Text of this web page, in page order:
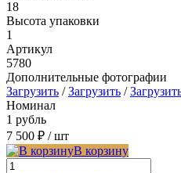
18
Высота упаковки
1
Артикул
5780
Дополнительные фотографии
Загрузить /Загрузить /
Номинал
1 рубль
7 500 ₽ / шт
В корзину